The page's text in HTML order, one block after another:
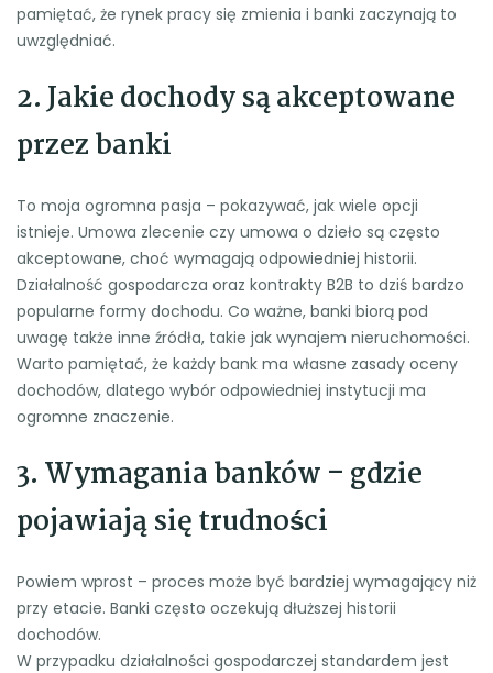
pamiętać, że rynek pracy się zmienia i banki zaczynają to
uwzględniać.
2. Jakie dochody są akceptowane
przez banki
To moja ogromna pasja – pokazywać, jak wiele opcji
istnieje. Umowa zlecenie czy umowa o dzieło są często
akceptowane, choć wymagają odpowiedniej historii.
Działalność gospodarcza oraz kontrakty B2B to dziś bardzo
popularne formy dochodu. Co ważne, banki biorą pod
uwagę także inne źródła, takie jak wynajem nieruchomości.
Warto pamiętać, że każdy bank ma własne zasady oceny
dochodów, dlatego wybór odpowiedniej instytucji ma
ogromne znaczenie.
3. Wymagania banków – gdzie
pojawiają się trudności
Powiem wprost – proces może być bardziej wymagający niż
przy etacie. Banki często oczekują dłuższej historii
dochodów.
W przypadku działalności gospodarczej standardem jest